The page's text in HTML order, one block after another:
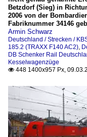
Betzdorf (Sieg) in
2006 von der
Fabriknummer 34146
Armin Schwarz
Deutschland / Strecken /
185.2 (TRAXX F140 AC2),
DB Schenker Rail
Kesselwagenzüge
 448 1400x957 Px,